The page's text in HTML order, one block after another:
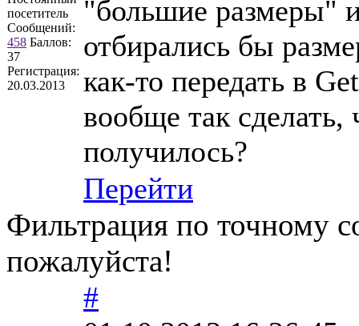
посетитель
Сообщений:
458 Баллов:
37
Регистрация:
20.03.2013
"большие размеры"
отбирались бы
как-то передать в
вообще так сделать,
получилось?
Перейти
Фильтрация по точному
пожалуйста!
#